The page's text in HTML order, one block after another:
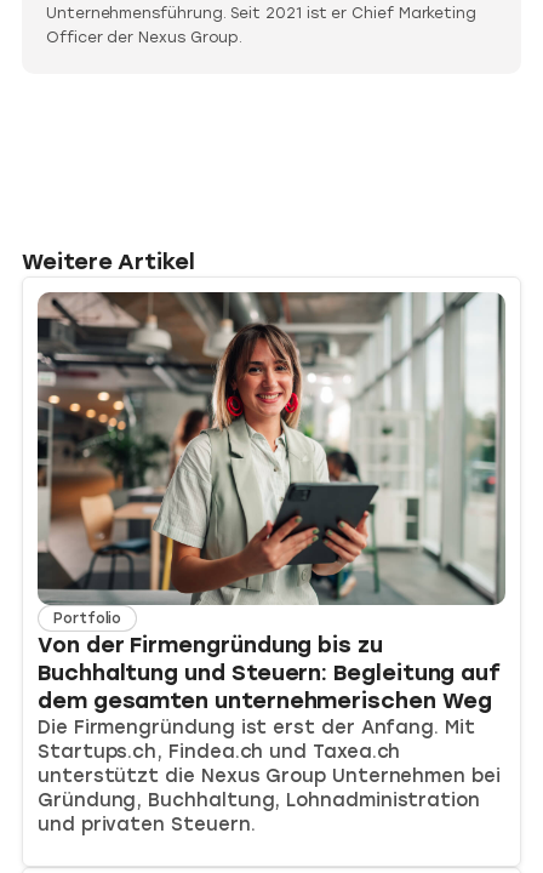
Unternehmensführung. Seit 2021 ist er Chief Marketing
Officer der Nexus Group.
Weitere Artikel
Portfolio
Von der Firmengründung bis zu
Buchhaltung und Steuern: Begleitung auf
dem gesamten unternehmerischen Weg
Die Firmengründung ist erst der Anfang. Mit
Startups.ch, Findea.ch und Taxea.ch
unterstützt die Nexus Group Unternehmen bei
Gründung, Buchhaltung, Lohnadministration
und privaten Steuern.